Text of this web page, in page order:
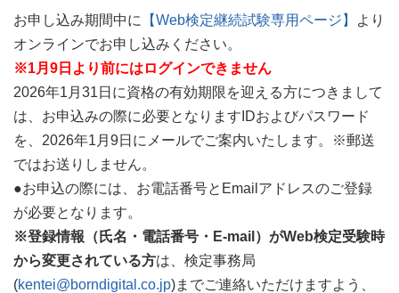
お申し込み期間中に 【Web検定継続試験専用ページ】
より
オンラインでお申し込みください。
※1月9日より前にはログインできません
2026年1月31日に資格の有効期限を迎える方につきまして
は、お申込みの際に必要となりますIDおよびパスワード
を、2026年1月9日にメールでご案内いたします。※郵送
ではお送りしません。
●お申込の際には、お電話番号とEmailアドレスのご登録
が必要となります。
※登録情報（氏名・電話番号・E-mail）がWeb検定受験時
から変更されている方は、検定事務局
(kentei@borndigital.co.jp)までご連絡いただけますよう、